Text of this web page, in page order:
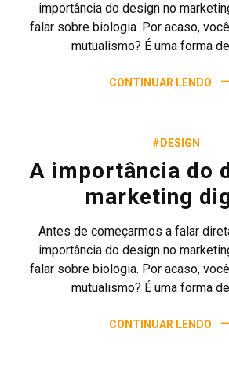
importância do design no
falar sobre biologia. Por acaso,
mutualismo? É uma forma
CONTINUAR LENDO
#DESIGN
A importância do
marketing
Antes de começarmos a falar
importância do design no
falar sobre biologia. Por acaso,
mutualismo? É uma forma
CONTINUAR LENDO